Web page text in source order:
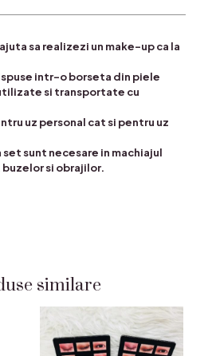
sa realizezi un make-up ca la
intr-o borseta din piele
si transportate cu
uz personal cat si pentru uz
sunt necesare in machiajul
si obrajilor.
similare